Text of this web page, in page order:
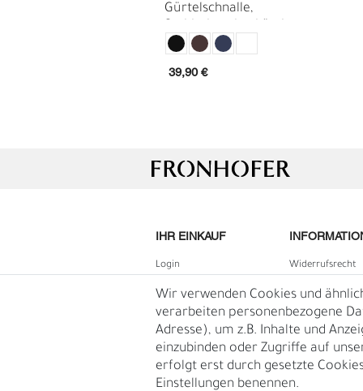
Ü L
Gürtelschnalle,
extra Schraube
39,90 €
IHR EINKAUF
Login
B2B Login
Registrieren
Wunschliste
Warenkorb
Kasse
Widerrufs­recht
Impressum
AGB
Blog
Wir verwenden Cookies und
verarbeiten personenbezogene
Adresse), um z.B. Inhalte und
einzubinden oder Zugriffe auf
erfolgt erst durch gesetzte
Einstellungen benennen.